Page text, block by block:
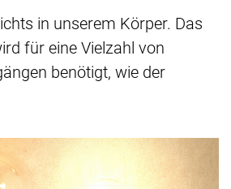
in unserem Körper. Das
für eine Vielzahl von
benötigt, wie der